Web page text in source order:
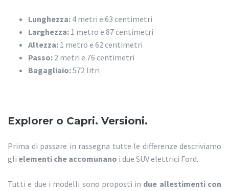
Lunghezza: 4 metri e 63 centimetri
Larghezza: 1 metro e 87 centimetri
Altezza: 1 metro e 62 centimetri
Passo: 2 metri e 76 centimetri
Bagagliaio:572 litri
Explorer o Capri. Versioni.
Prima di passare in rassegna tutte le differenze descriviamo
gli elementi che accomunano i due SUV elettrici Ford.
Tutti e due i modelli sono proposti in due allestimenti con